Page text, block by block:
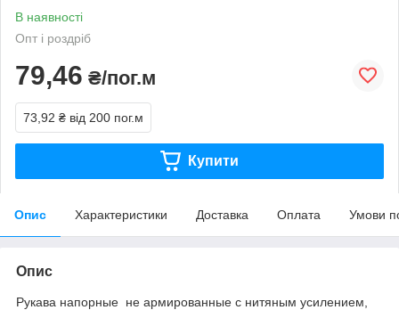
В наявності
Опт і роздріб
79,46 ₴/пог.м
73,92 ₴ від 200 пог.м
Купити
Опис Характеристики Доставка Оплата Умови
Опис
Рукава напорные не армированные с нитяным усилением,